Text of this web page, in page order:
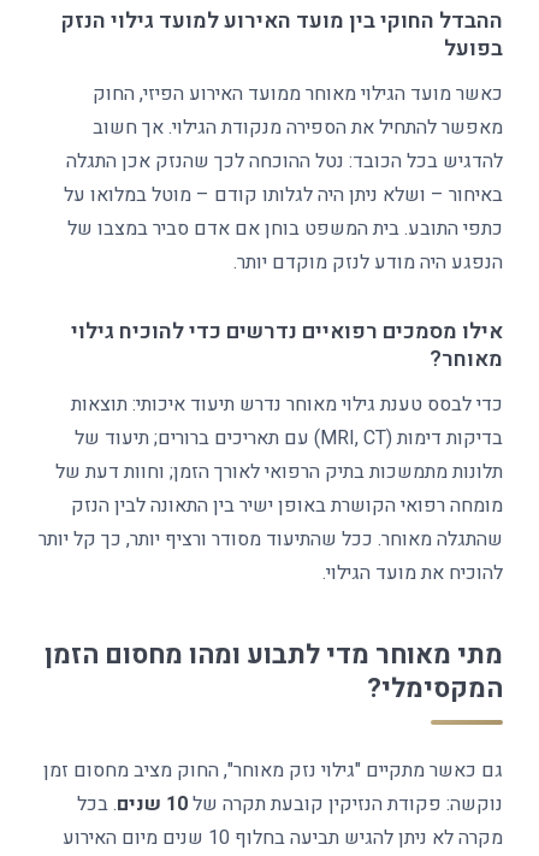
ההבדל החוקי בין מועד האירוע למועד גילוי הנזק
בפועל
כאשר מועד הגילוי מאוחר ממועד האירוע הפיזי, החוק
מאפשר להתחיל את הספירה מנקודת הגילוי. אך חשוב
להדגיש בכל הכובד: נטל ההוכחה לכך שהנזק אכן התגלה
באיחור – ושלא ניתן היה לגלותו קודם – מוטל במלואו על
כתפי התובע. בית המשפט בוחן אם אדם סביר במצבו של
הנפגע היה מודע לנזק מוקדם יותר.
אילו מסמכים רפואיים נדרשים כדי להוכיח גילוי
מאוחר?
כדי לבסס טענת גילוי מאוחר נדרש תיעוד איכותי: תוצאות
בדיקות דימות (MRI, CT) עם תאריכים ברורים; תיעוד של
תלונות מתמשכות בתיק הרפואי לאורך הזמן; וחוות דעת של
מומחה רפואי הקושרת באופן ישיר בין התאונה לבין הנזק
שהתגלה מאוחר. ככל שהתיעוד מסודר ורציף יותר, כך קל יותר
להוכיח את מועד הגילוי.
מתי מאוחר מדי לתבוע ומהו מחסום הזמן
המקסימלי?
גם כאשר מתקיים "גילוי נזק מאוחר", החוק מציב מחסום זמן
נוקשה: פקודת הנזיקין קובעת תקרה של10 שנים
. בכל
מקרה לא ניתן להגיש תביעה בחלוף 10 שנים מיום האירוע